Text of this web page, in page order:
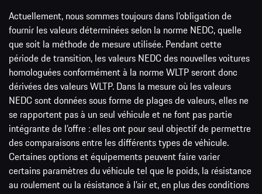
Actuellement, nous sommes toujours dans l’obligation de
fournir les valeurs déterminées selon la norme NEDC, quelle
que soit la méthode de mesure utilisée. Pendant cette
période de transition, les valeurs NEDC des nouvelles voitures
homologuées conformément à la norme WLTP seront donc
dérivées des valeurs WLTP. Dans la mesure où les valeurs
NEDC sont données sous forme de plages de valeurs, elles ne
se rapportent pas à un seul véhicule et ne font pas partie
intégrante de l’offre : elles ont pour seul objectif de permettre
des comparaisons entre les différents types de véhicule.
Certaines options et équipements peuvent faire varier
certains paramètres du véhicule tel que le poids, la résistance
au roulement ou la résistance à l’air et, en plus des conditions